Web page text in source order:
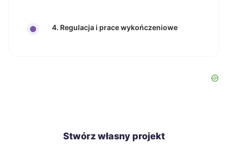
4. Regulacja i prace wykończeniowe
Stwórz własny projekt